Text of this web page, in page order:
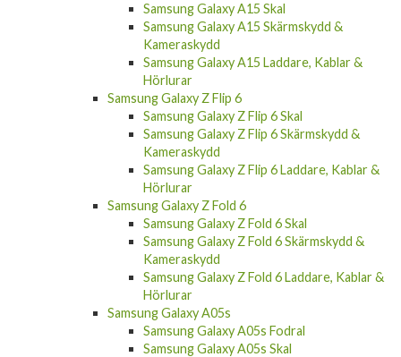
Samsung Galaxy A15 Skal
Samsung Galaxy A15 Skärmskydd &
Kameraskydd
Samsung Galaxy A15 Laddare, Kablar &
Hörlurar
Samsung Galaxy Z Flip 6
Samsung Galaxy Z Flip 6 Skal
Samsung Galaxy Z Flip 6 Skärmskydd &
Kameraskydd
Samsung Galaxy Z Flip 6 Laddare, Kablar &
Hörlurar
Samsung Galaxy Z Fold 6
Samsung Galaxy Z Fold 6 Skal
Samsung Galaxy Z Fold 6 Skärmskydd &
Kameraskydd
Samsung Galaxy Z Fold 6 Laddare, Kablar &
Hörlurar
Samsung Galaxy A05s
Samsung Galaxy A05s Fodral
Samsung Galaxy A05s Skal